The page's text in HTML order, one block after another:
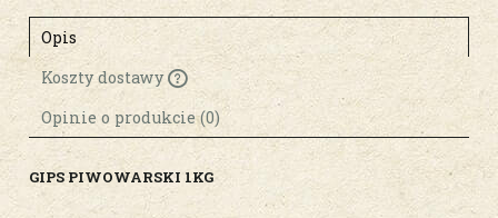
Opis
Koszty dostawy
Cena nie zawiera ewentualnych kosztów
płatności
Opinie o produkcie (0)
GIPS PIWOWARSKI 1KG